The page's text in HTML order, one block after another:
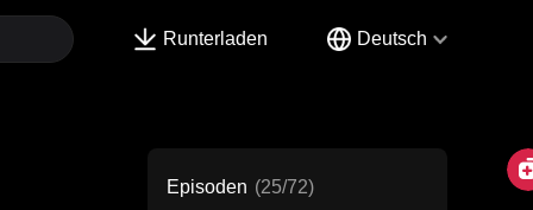
Runterladen Deutsch
Episoden (25/72)